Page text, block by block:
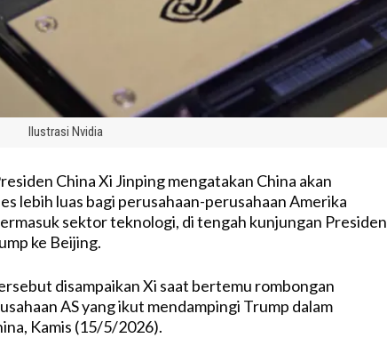
Ilustrasi Nvidia
China Xi Jinping mengatakan China akan
lebih luas bagi perusahaan-perusahaan Amerika
sektor teknologi, di tengah kunjungan Presiden
ke Beijing.
disampaikan Xi saat bertemu rombongan
AS yang ikut mendampingi Trump dalam
Kamis (15/5/2026).